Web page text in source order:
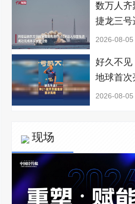
数万人齐
捷龙三号
2026-08-
好久不见
地球首次
2026-08-05
现场